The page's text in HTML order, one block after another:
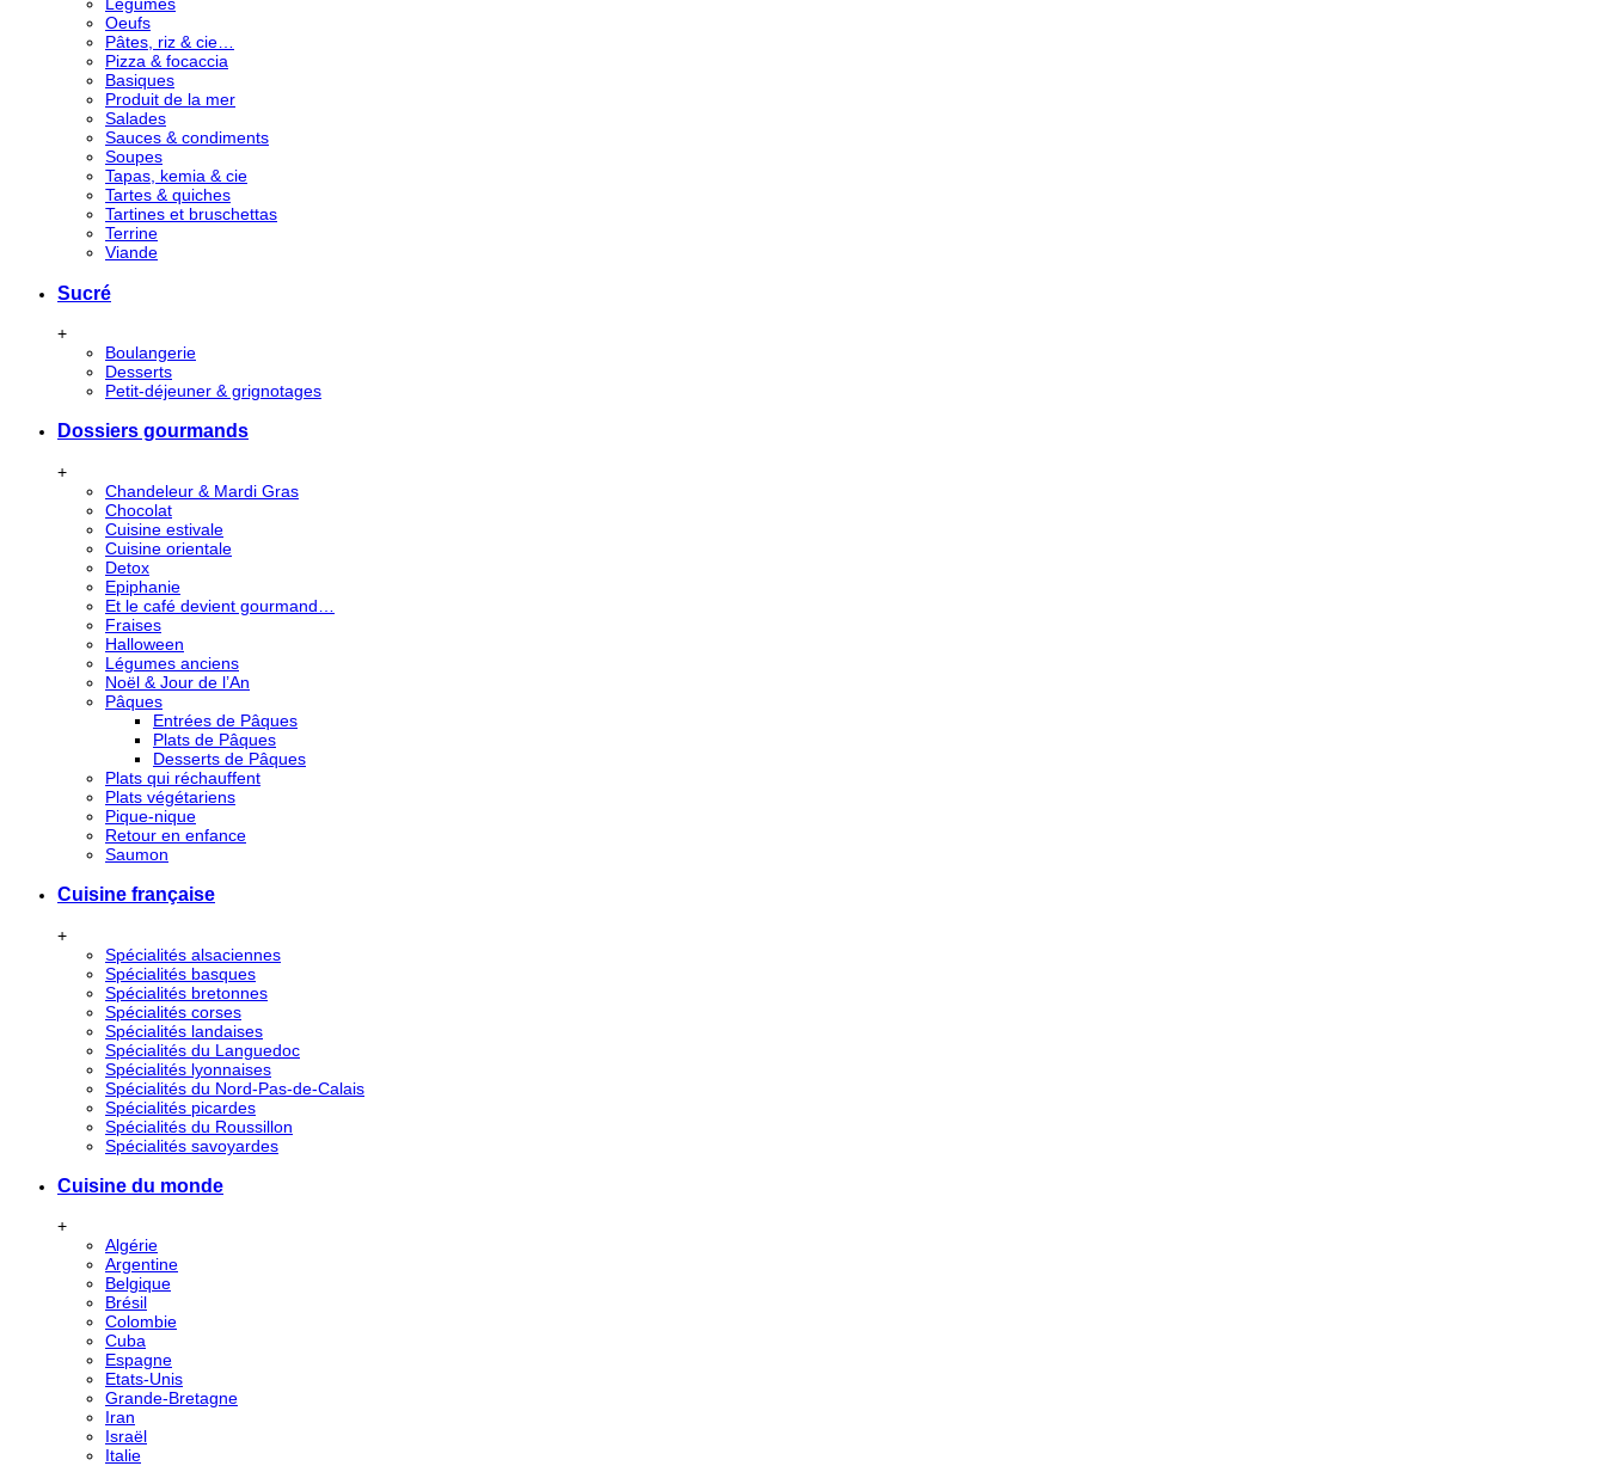
Légumes
Oeufs
Pâtes, riz & cie…
Pizza & focaccia
Basiques
Produit de la mer
Salades
Sauces & condiments
Soupes
Tapas, kemia & cie
Tartes & quiches
Tartines et bruschettas
Terrine
Viande
Sucré
+
Boulangerie
Desserts
Petit-déjeuner & grignotages
Dossiers gourmands
+
Chandeleur & Mardi Gras
Chocolat
Cuisine estivale
Cuisine orientale
Detox
Epiphanie
Et le café devient gourmand…
Fraises
Halloween
Légumes anciens
Noël & Jour de l’An
Pâques
Entrées de Pâques
Plats de Pâques
Desserts de Pâques
Plats qui réchauffent
Plats végétariens
Pique-nique
Retour en enfance
Saumon
Cuisine française
+
Spécialités alsaciennes
Spécialités basques
Spécialités bretonnes
Spécialités corses
Spécialités landaises
Spécialités du Languedoc
Spécialités lyonnaises
Spécialités du Nord-Pas-de-Calais
Spécialités picardes
Spécialités du Roussillon
Spécialités savoyardes
Cuisine du monde
+
Algérie
Argentine
Belgique
Brésil
Colombie
Cuba
Espagne
Etats-Unis
Grande-Bretagne
Iran
Israël
Italie